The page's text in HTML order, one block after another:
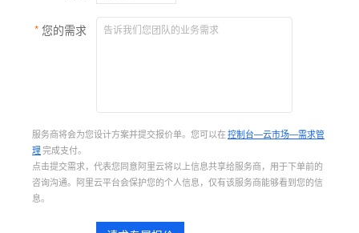
您的需求
服务商将会为您设计方案并提交报价单。您可以在控制台—云市场—需求管
理完成支付。
点击提交需求，代表您同意阿里云将以上信息共享给服务商，用于下单前的
咨询沟通。阿里云平台会保护您的个人信息，仅有该服务商能够看到您的信
息。